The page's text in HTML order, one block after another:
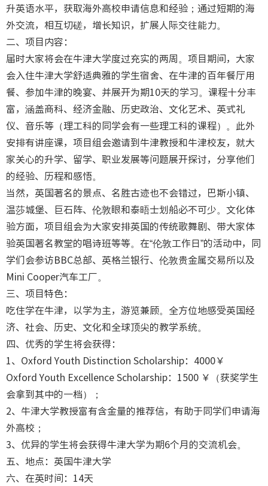
升英语水平，获取海外高校申请信息和经验；通过短期的海
外交流，相互切磋，增长知识，扩展人际交往能力。
二、项目内容：
届时大家将会在牛津大学度过充实的两周。项目期间，大家
会入住牛津大学舒适典雅的学生宿舍、在牛津的百年餐厅用
餐、参加牛津的晚宴、并展开为期10天的学习。课程十分丰
富，涵盖商科、经济金融、历史政治、文化艺术、英式礼
仪、音乐等（理工科的同学会有一些理工科的课程）。此外
安排有讲座课，项目组会邀请到牛津教授和牛津校友，就大
家关心的升学、留学、职业发展等问题展开探讨，分享他们
的经验、历程和感悟。
当然，英国著名的景点、名胜古迹也不会错过，巴斯小镇、
温莎城堡、巨石阵、伦敦眼和泰晤士划船必不可少。文化体
验方面，项目组会为大家安排英国的传统歌舞剧、带大家体
验英国著名教堂的唱诗班等等。在“伦敦工作日”的活动中，同
学们会参访BBC总部、英格兰银行、伦敦贵金属交易所以及
Mini Cooper汽车工厂。
三、项目特色：
吃住学在牛津，以学为主，游览兼顾。全方位地感受英国经
济、社会、历史、文化和全球顶尖的教学系统。
四、优秀的学生将会获得：
1、Oxford Youth Distinction Scholarship：4000￥
Oxford Youth Excellence Scholarship：1500 ￥（获奖学生
会拿到其中的一档）；
2、牛津大学教授富有含金量的推荐信，有助于同学们申请海
外高校；
3、优异的学生将会获得牛津大学为期6个月的交流机会。
五、地点：英国牛津大学
六、在英时间：14天